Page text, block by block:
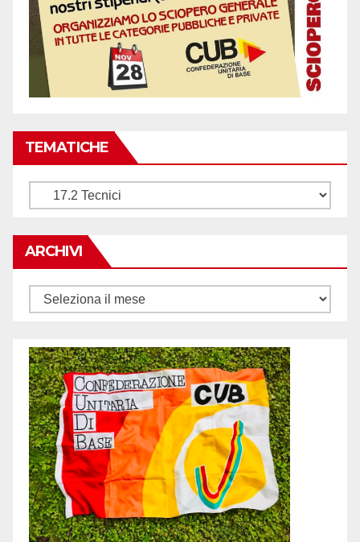
TEMATICHE
Tematiche
ARCHIVI
Archivi